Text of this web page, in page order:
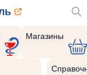
Магазины